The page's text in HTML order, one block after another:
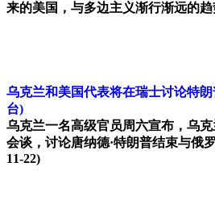
来的美国，与多边主义渐行渐远的趋
乌克兰和美国代表将在瑞士讨论特朗
台)
乌克兰一名高级官员周六宣布，乌
会谈，讨论唐纳德·特朗普结束与俄
11-22)